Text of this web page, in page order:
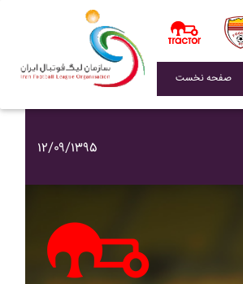
صفحه نخست
۱۲/۰۹/۱۳۹۵